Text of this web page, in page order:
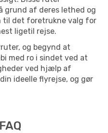
grund af deres lethed og
til det foretrukne valg for
ligetil rejse.
og begynd at
med ro i sindet ved at
ved hjælp af
ideelle flyrejse, og gør